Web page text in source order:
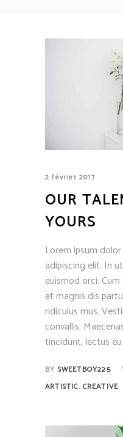
2 février 2017
OUR
YOURS
Lorem ipsum
adipiscing elit. In
euismod orci.
et magnis dis
ridiculus mus.
convallis.
tincidunt, lectus
BY SWEETBOY225
ARTISTIC, CREATIVE,